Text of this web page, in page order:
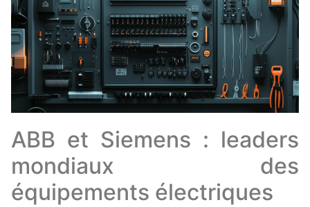
ABB et Siemens : leaders
mondiaux des
équipements électriques